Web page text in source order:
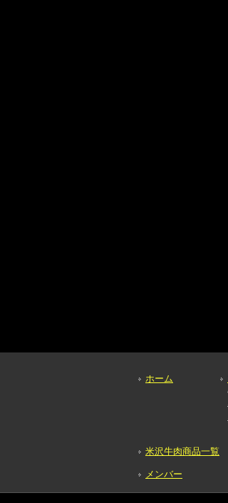
ホーム
米沢牛肉商品一覧
メンバー